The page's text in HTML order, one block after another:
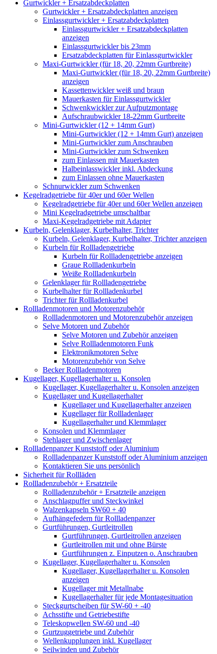
Gurtwickler + Ersatzabdeckplatten
Gurtwickler + Ersatzabdeckplatten anzeigen
Einlassgurtwickler + Ersatzabdeckplatten
Einlassgurtwickler + Ersatzabdeckplatten
anzeigen
Einlassgurtwickler bis 23mm
Ersatzabdeckplatten für Einlassgurtwickler
Maxi-Gurtwickler (für 18, 20, 22mm Gurtbreite)
Maxi-Gurtwickler (für 18, 20, 22mm Gurtbreite)
anzeigen
Kassettenwickler weiß und braun
Mauerkasten für Einlassgurtwickler
Schwenkwickler zur Aufputzmontage
Aufschraubwickler 18-22mm Gurtbreite
Mini-Gurtwickler (12 + 14mm Gurt)
Mini-Gurtwickler (12 + 14mm Gurt) anzeigen
Mini-Gurtwickler zum Anschrauben
Mini-Gurtwickler zum Schwenken
zum Einlassen mit Mauerkasten
Halbeinlasswickler inkl. Abdeckung
zum Einlassen ohne Mauerkasten
Schnurwickler zum Schwenken
Kegelradgetriebe für 40er und 60er Wellen
Kegelradgetriebe für 40er und 60er Wellen anzeigen
Mini Kegelradgetriebe umschaltbar
Maxi-Kegelradgetriebe mit Adapter
Kurbeln, Gelenklager, Kurbelhalter, Trichter
Kurbeln, Gelenklager, Kurbelhalter, Trichter anzeigen
Kurbeln für Rollladengetriebe
Kurbeln für Rollladengetriebe anzeigen
Graue Rollladenkurbeln
Weiße Rollladenkurbeln
Gelenklager für Rollladengetriebe
Kurbelhalter für Rollladenkurbel
Trichter für Rollladenkurbel
Rollladenmotoren und Motorenzubehör
Rollladenmotoren und Motorenzubehör anzeigen
Selve Motoren und Zubehör
Selve Motoren und Zubehör anzeigen
Selve Rollladenmotoren Funk
Elektronikmotoren Selve
Motorenzubehör von Selve
Becker Rollladenmotoren
Kugellager, Kugellagerhalter u. Konsolen
Kugellager, Kugellagerhalter u. Konsolen anzeigen
Kugellager und Kugellagerhalter
Kugellager und Kugellagerhalter anzeigen
Kugellager für Rollladenlager
Kugellagerhalter und Klemmlager
Konsolen und Klemmlager
Stehlager und Zwischenlager
Rollladenpanzer Kunststoff oder Aluminium
Rollladenpanzer Kunststoff oder Aluminium anzeigen
Kontaktieren Sie uns persönlich
Sicherheit für Rollläden
Rollladenzubehör + Ersatzteile
Rollladenzubehör + Ersatzteile anzeigen
Anschlagpuffer und Steckwinkel
Walzenkapseln SW60 + 40
Aufhängefedern für Rollladenpanzer
Gurtführungen, Gurtleitrollen
Gurtführungen, Gurtleitrollen anzeigen
Gurtleitrollen mit und ohne Bürste
Gurtführungen z. Einputzen o. Anschrauben
Kugellager, Kugellagerhalter u. Konsolen
Kugellager, Kugellagerhalter u. Konsolen
anzeigen
Kugellager mit Metallnabe
Kugellagerhalter für jede Montagesituation
Steckgurtscheiben für SW-60 + -40
Achsstifte und Getriebestifte
Teleskopwellen SW-60 und -40
Gurtzuggetriebe und Zubehör
Wellenkupplungen inkl. Kugellager
Seilwinden und Zubehör